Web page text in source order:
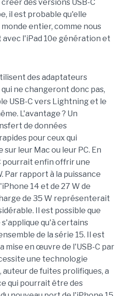
des versions USB-C
il est probable qu'elle
entier, comme nous
l'iPad 10e génération et
des adaptateurs
ne changeront donc pas,
USB-C vers Lightning et le
L'avantage ? Un
de données
pour ceux qui
leur Mac ou leur PC. En
pourrait enfin offrir une
Par rapport à la puissance
14 et de 27 W de
de 35 W représenterait
Il est possible que
qu'à certains
de la série 15. Il est
mise en œuvre de l'USB-C par
une technologie
de fuites prolifiques, a
qui pourrait être des